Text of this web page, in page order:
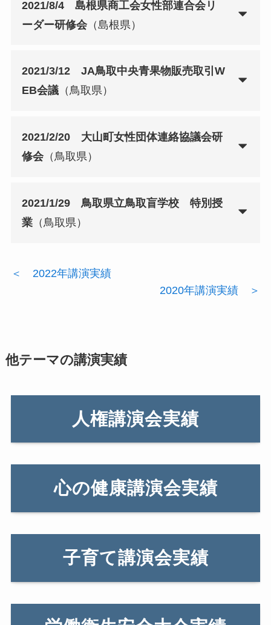
2021/8/4 島根県商工会女性部連合会リ
ーダー研修会（島根県）
2021/3/12 JA鳥取中央青果物販売取引W
EB会議（鳥取県）
2021/2/20 大山町女性団体連絡協議会研
修会（鳥取県）
2021/1/29 鳥取県立鳥取盲学校 特別授
業（鳥取県）
＜ 2022年講演実績
2020年講演実績 ＞
他テーマの講演実績
人権講演会実績
心の健康講演会実績
子育て講演会実績